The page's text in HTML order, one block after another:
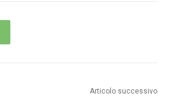
Articolo successivo